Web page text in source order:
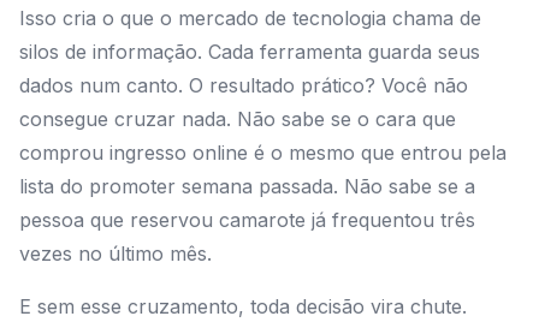
Isso cria o que o mercado de tecnologia chama de
silos de informação. Cada ferramenta guarda seus
dados num canto. O resultado prático? Você não
consegue cruzar nada. Não sabe se o cara que
comprou ingresso online é o mesmo que entrou pela
lista do promoter semana passada. Não sabe se a
pessoa que reservou camarote já frequentou três
vezes no último mês.
E sem esse cruzamento, toda decisão vira chute.